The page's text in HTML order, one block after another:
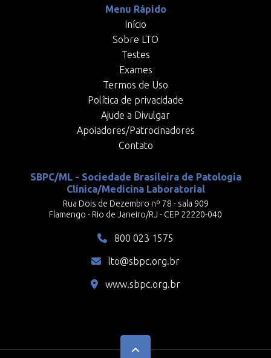
Menu Rápido
Início
Sobre LTO
Testes
Exames
Termos de Uso
Política de privacidade
Ajude a Divulgar
Apoiadores/Patrocinadores
Contato
SBPC/ML - Sociedade Brasileira de Patologia
Clínica/Medicina Laboratorial
Rua Dois de Dezembro nº 78 - sala 909
Flamengo - Rio de Janeiro/RJ - CEP 22220-040
800 023 1575
lto@sbpc.org.br
www.sbpc.org.br